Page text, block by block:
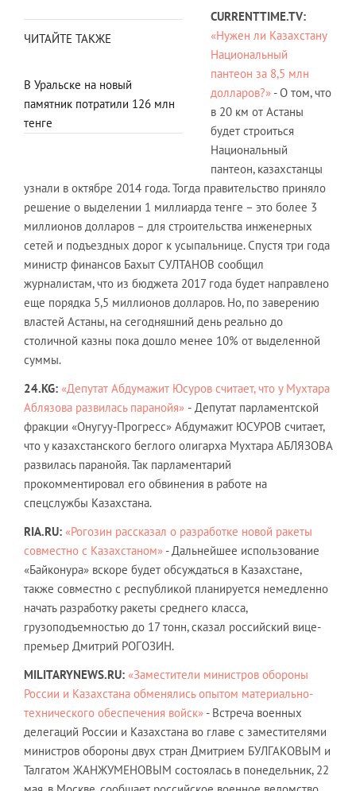
ЧИТАЙТЕ ТАКЖЕ
В Уральске на новый
памятник потратили 126 млн
тенге
CURRENTTIME.TV:
«Нужен ли Казахстану
Национальный
пантеон за 8,5 млн
долларов?» - О том, что
в 20 км от Астаны
будет строиться
Национальный
пантеон, казахстанцы
узнали в октябре 2014 года. Тогда правительство приняло
решение о выделении 1 миллиарда тенге – это более 3
миллионов долларов – для строительства инженерных
сетей и подъездных дорог к усыпальнице. Спустя три года
министр финансов Бахыт СУЛТАНОВ сообщил
журналистам, что из бюджета 2017 года будет направлено
еще порядка 5,5 миллионов долларов. Но, по заверению
властей Астаны, на сегодняшний день реально до
столичной казны пока дошло менее 10% от выделенной
суммы.
24.KG: «Депутат Абдумажит Юсуров считает, что у Мухтара
Аблязова развилась паранойя» - Депутат парламентской
фракции «Онугуу-Прогресс» Абдумажит ЮСУРОВ считает,
что у казахстанского беглого олигарха Мухтара АБЛЯЗОВА
развилась паранойя. Так парламентарий
прокомментировал его обвинения в работе на
спецслужбы Казахстана.
RIA.RU: «Рогозин рассказал о разработке новой ракеты
совместно с Казахстаном» - Дальнейшее использование
«Байконура» вскоре будет обсуждаться в Казахстане,
также совместно с республикой планируется немедленно
начать разработку ракеты среднего класса,
грузоподъемностью до 17 тонн, сказал российский вице-
премьер Дмитрий РОГОЗИН.
MILITARYNEWS.RU: «Заместители министров обороны
России и Казахстана обменялись опытом материально-
технического обеспечения войск» - Встреча военных
делегаций России и Казахстана во главе с заместителями
министров обороны двух стран Дмитрием БУЛГАКОВЫМ и
Талгатом ЖАНЖУМЕНОВЫМ состоялась в понедельник, 22